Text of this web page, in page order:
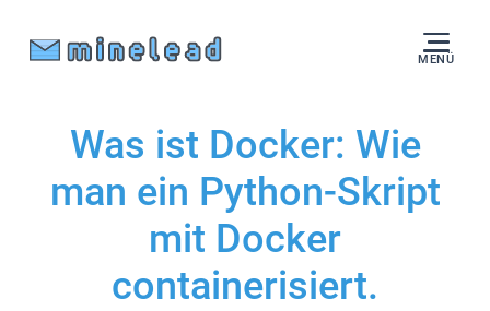
MENÜ
Was ist Docker: Wie
man ein Python-Skript
mit Docker
containerisiert.